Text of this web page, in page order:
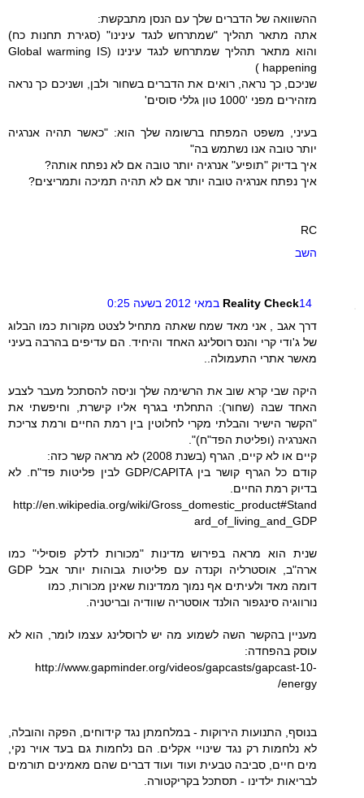
ההשוואה של הדברים שלך עם הנסן מתבקשת:
אתה מתאר תהליך "שמתרחש לנגד עינינו" (סגירת תחנות כח)
והוא מתאר תהליך שמתרחש לנגד עינינו (Global warming IS
happening )
שניכם, כך נראה, רואים את הדברים בשחור ולבן, ושניכם כך נראה
מזהירים מפני '1000 טון גללי סוסים'
בעיני, משפט המפתח ברשומה שלך הוא: "כאשר תהיה אנרגיה
יותר טובה אנו נשתמש בה"
איך בדיוק "תופיע" אנרגיה יותר טובה אם לא נפתח אותה?
איך נפתח אנרגיה טובה יותר אם לא תהיה תמיכה ותמריצים?
RC
השב
Reality Check14 במאי 2012 בשעה 0:25
דרך אגב , אני מאד שמח שאתה מתחיל לצטט מקורות כמו הבלוג
של ג'ודי קרי והנס רוסלינג האחד והיחיד. הם עדיפים בהרבה בעיני
מאשר אתרי התעמולה..
היקה שבי קרא שוב את הרשימה שלך וניסה להסתכל מעבר לצבע
האחד שבה (שחור): התחלתי בגרף אליו קישרת, וחיפשתי את
"הקשר הישיר והבלתי מקרי לחלוטין בין רמת החיים ורמת צריכת
האנרגיה (ופליטת הפד"ח)".
קיים או לא קיים, הגרף (בשנת 2008) לא מראה קשר כזה:
קודם כל הגרף קושר בין GDP/CAPITA לבין פליטות פד"ח. לא
בדיוק רמת החיים.
http://en.wikipedia.org/wiki/Gross_domestic_product#Stand
ard_of_living_and_GDP
שנית הוא מראה בפירוש מדינות "מכורות לדלק פוסילי" כמו
ארה"ב, אוסטרליה וקנדה עם פליטות גבוהות יותר אבל GDP
דומה מאד ולעיתים אף נמוך ממדינות שאינן מכורות, כמו
נורווגיה סינגפור הולנד אוסטריה שוודיה ובריטניה.
מעניין בהקשר השה לשמוע מה יש לרוסלינג עצמו לומר, הוא לא
עוסק בהפחדה:
http://www.gapminder.org/videos/gapcasts/gapcast-10-
energy/
בנוסף, התנועות הירוקות - במלחמתן נגד קידוחים, הפקה והובלה,
לא נלחמות רק נגד שינויי אקלים. הם נלחמות גם בעד אויר נקי,
מים חיים, סביבה טבעית ועוד ועוד דברים שהם מאמינים תורמים
לבריאות ילדינו - תסתכל בקריקטורה.